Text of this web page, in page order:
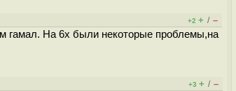
+2 + / –
гамал. На 6х были некоторые проблемы,на
+3 + / –